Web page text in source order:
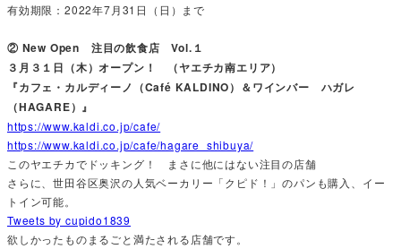
有効期限：2022年7月31日（日）まで
② New Open 注目の飲食店 Vol.１
３月３１日（木）オープン！ （ヤエチカ南エリア）
『カフェ・カルディーノ（Café KALDINO）＆ワインバー ハガレ
（HAGARE）』
https://www.kaldi.co.jp/cafe/
https://www.kaldi.co.jp/cafe/hagare_shibuya/
このヤエチカでドッキング！ まさに他にはない注目の店舗
さらに、世田谷区奥沢の人気ベーカリー「クピド！」のパンも購入、イー
トイン可能。
Tweets by cupido1839
欲しかったものまるごと満たされる店舗です。